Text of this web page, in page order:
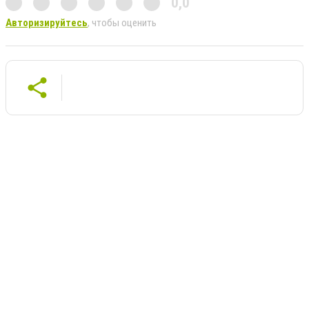
Авторизируйтесь, чтобы оценить